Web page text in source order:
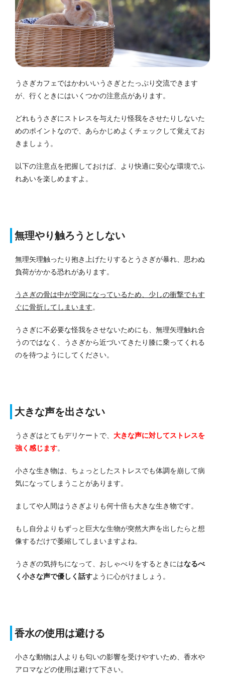
うさぎカフェではかわいいうさぎとたっぷり交流できます
が、行くときにはいくつかの注意点があります。
どれもうさぎにストレスを与えたり怪我をさせたりしないた
めのポイントなので、あらかじめよくチェックして覚えてお
きましょう。
以下の注意点を把握しておけば、より快適に安心な環境でふ
れあいを楽しめますよ。
無理やり触ろうとしない
無理矢理触ったり抱き上げたりするとうさぎが暴れ、思わぬ
負荷がかかる恐れがあります。
うさぎの骨は中が空洞になっているため、少しの衝撃でもす
ぐに骨折してしまいます。
うさぎに不必要な怪我をさせないためにも、無理矢理触れ合
うのではなく、うさぎから近づいてきたり膝に乗ってくれる
のを待つようにしてください。
大きな声を出さない
うさぎはとてもデリケートで、 大きな声に対してストレスを
強く感じます。
小さな生き物は、ちょっとしたストレスでも体調を崩して病
気になってしまうことがあります。
ましてや人間はうさぎよりも何十倍も大きな生き物です。
もし自分よりもずっと巨大な生物が突然大声を出したらと想
像するだけで萎縮してしまいますよね。
うさぎの気持ちになって、おしゃべりをするときにはなるべ
く小さな声で優しく話すように心がけましょう。
香水の使用は避ける
小さな動物は人よりも匂いの影響を受けやすいため、香水や
アロマなどの使用は避けて下さい。